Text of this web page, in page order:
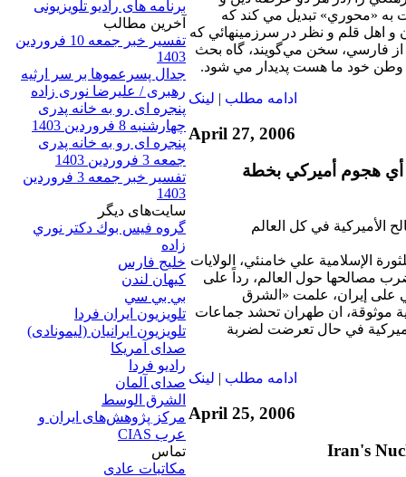
برنامه های رادیو تلویزیونی
آخرين مطالب
تفسیر خبر جمعه 10 فروردین
1403
جدال پسرعموها بر سر ارثیه
رهبری / علیرضا نوری زاده
پنجره ای رو به خانه پدری
چهارشنبه 8 فروردین 1403
پنجره ای رو به خانه پدری
جمعه 3 فروردین 1403
تفسیر خبر جمعه 3 فروردین
1403
سایت‌های ديگر
گروه فيس بوك دكتر نوري
زاده
خلیج فارس
کيهان لندن
بي بي سي
تلویزیون ایران فردا
تلويزيون ايرانيان (ليمونادی)
صدای آمريکا
راديو فردا
صدای آلمان
الشرق الوسط
مرکز پژوهش‌های ايران و
عرب CIAS
تماس
مکاتبات عادی
به «محوري» تبديل مي ‌كند كه
و اهل قلم و نظر در سرزمينهائي كه
از فارسي، سخن مي‌گويند، گاه بحث
وطن خود ما هست پديدار مي ‌شود.
ادامه مطلب | لينک
April 27, 2006
أي هجوم أميركي بخطة
الأميركية في كل العالم
الإسلامية علي خامنئي، الولايات
مصالحها حول العالم، رداً على
إيران، علمت «الشرق
موثوقة، ان طهران تحشد جماعات
في حال تعرضت لضربة
ادامه مطلب | لينک
April 25, 2006
Iran's